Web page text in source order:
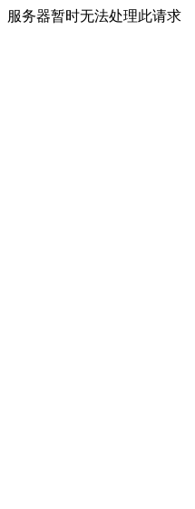
服务器暂时无法处理此请求